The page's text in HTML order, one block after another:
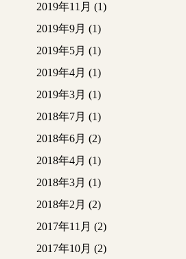
2019年11月 (1)
2019年9月 (1)
2019年5月 (1)
2019年4月 (1)
2019年3月 (1)
2018年7月 (1)
2018年6月 (2)
2018年4月 (1)
2018年3月 (1)
2018年2月 (2)
2017年11月 (2)
2017年10月 (2)